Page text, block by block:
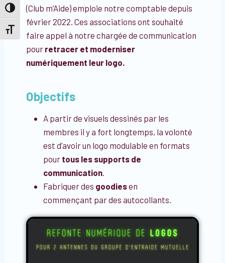
Passer en contraste élevé
Changer la taille de la police
(Club m’Aide) emploie notre comptable depuis
février 2022. Ces associations ont souhaité
faire appel à notre chargée de communication
pour retracer et moderniser
numériquement leur logo.
Objectifs
A partir de visuels dessinés par les
membres il y a fort longtemps, la volonté
est d’avoir un logo modulable en formats
pour tous les supports de
communication
Fabriquer des goodiesen
commençant par des autocollants.